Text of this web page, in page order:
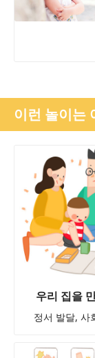
이런 놀이는
우리 집을
정서 발달, 사